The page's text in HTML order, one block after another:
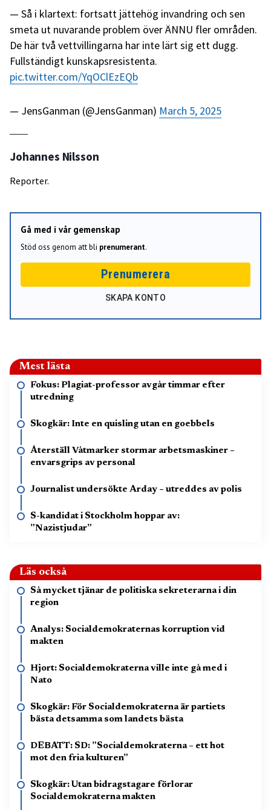
Så i klartext: fortsatt jättehög invandring och sen
smeta ut nuvarande problem över ÄNNU fler områden.
De här två vettvillingarna har inte lärt sig ett dugg.
Fullständigt kunskapsresistenta.
pic.twitter.com/YqOClEzEQb
— JensGanman (@JensGanman) March 5, 2025
Johannes Nilsson
Reporter.
Gå med i vår gemenskap
Stöd oss genom att bli prenumerant.
Prenumerera
SKAPA KONTO
Mest lästa
Fokus: Plagiat-professor avgår timmar efter
utredning
Skogkär: Inte en quisling utan en goebbels
Återställ Våtmarker stormar arbetsmaskiner –
envarsgrips av personal
Journalist undersökte Arday – utreddes av polis
S-kandidat i Stockholm hoppar av:
”Nazistjudar”
Läs också
Så mycket tjänar de politiska sekreterarna i din
region
Analys: Socialdemokraternas korruption vid
makten
Hjort: Socialdemokraterna ville inte gå med i
Nato
Skogkär: För Socialdemokraterna är partiets
bästa detsamma som landets bästa
DEBATT: SD: ”Socialdemokraterna – ett hot
mot den fria kulturen”
Skogkär: Utan bidragstagare förlorar
Socialdemokraterna makten